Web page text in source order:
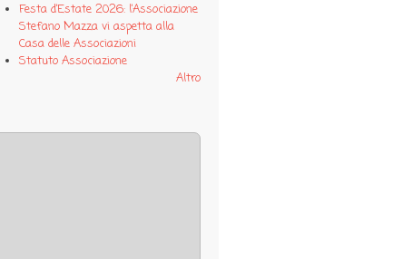
Festa d’Estate 2026: l’Associazione
Stefano Mazza vi aspetta alla
Casa delle Associazioni
Statuto Associazione
Altro